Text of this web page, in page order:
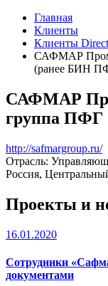
Главная
Клиенты
Клиенты
САФМАР
(ранее БИН
САФМАР
группа
http://safmargroup.ru/
Отрасль:
Россия,
Проекты и
16.01.2020
Сотрудники
документами